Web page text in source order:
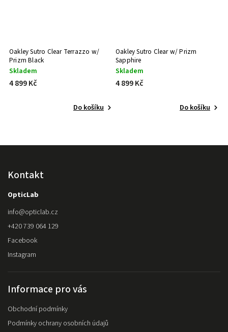
Oakley Sutro Clear Terrazzo w/
Prizm Black
Skladem
4 899 Kč
Do košíku
Oakley Sutro Clear w/ Prizm
Sapphire
Skladem
4 899 Kč
Do košíku
Kontakt
OpticLab
info@opticlab.cz
+420 739 064 129
Facebook
Instagram
Informace pro vás
Obchodní podmínky
Podmínky ochrany osobních údajů